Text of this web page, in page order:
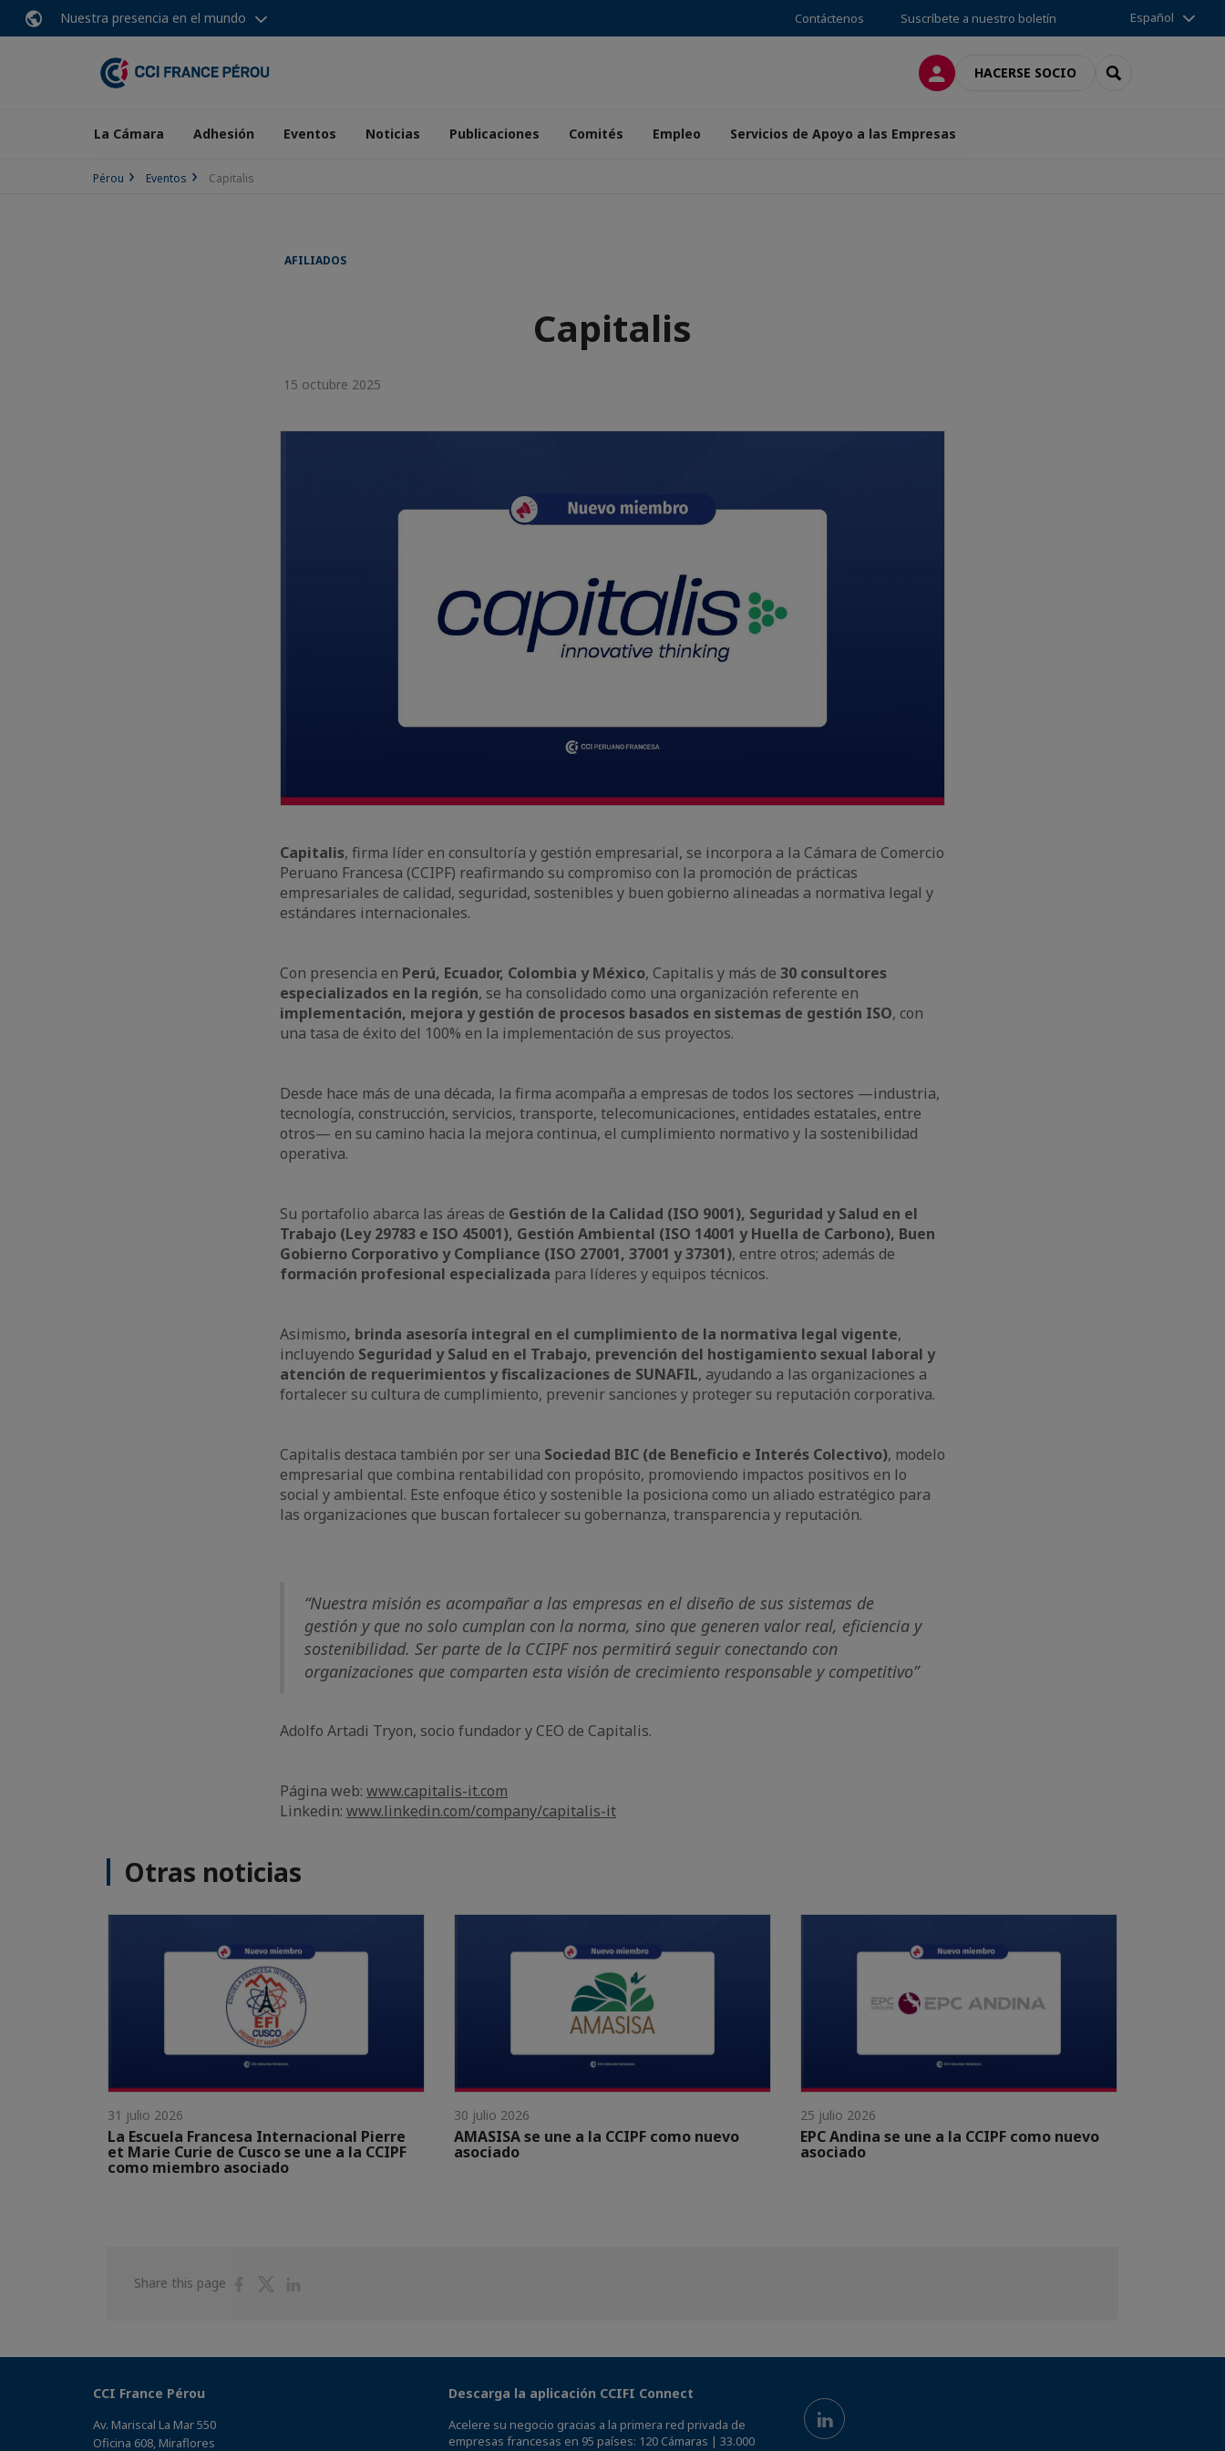
Nuestra presencia en el mundo Contáctenos Suscríbete a nuestro boletín Español
CONECTARSE
HACERSE SOCIO SEARCH
La Cámara Adhesión Eventos Noticias Publicaciones Comités Empleo Servicios de Apoyo a las Empresas
Pérou Eventos Capitalis
AFILIADOS
Capitalis
15 octubre 2025
Capitalis, firma líder en consultoría y gestión empresarial, se incorpora a la Cámara de Comercio
Peruano Francesa (CCIPF) reafirmando su compromiso con la promoción de prácticas
empresariales de calidad, seguridad, sostenibles y buen gobierno alineadas a normativa legal y
estándares internacionales.
Con presencia en Perú, Ecuador, Colombia y México, Capitalis y más de 30 consultores
especializados en la región, se ha consolidado como una organización referente en
implementación, mejora y gestión de procesos basados en sistemas de gestión ISO, con
una tasa de éxito del 100% en la implementación de sus proyectos.
Desde hace más de una década, la firma acompaña a empresas de todos los sectores —industria,
tecnología, construcción, servicios, transporte, telecomunicaciones, entidades estatales, entre
otros— en su camino hacia la mejora continua, el cumplimiento normativo y la sostenibilidad
operativa.
Su portafolio abarca las áreas de Gestión de la Calidad (ISO 9001), Seguridad y Salud en el
Trabajo (Ley 29783 e ISO 45001), Gestión Ambiental (ISO 14001 y Huella de Carbono), Buen
Gobierno Corporativo y Compliance (ISO 27001, 37001 y 37301), entre otros; además de
formación profesional especializada para líderes y equipos técnicos.
Asimismo, brinda asesoría integral en el cumplimiento de la normativa legal vigente,
incluyendo Seguridad y Salud en el Trabajo, prevención del hostigamiento sexual laboral y
atención de requerimientos y fiscalizaciones de SUNAFIL, ayudando a las organizaciones a
fortalecer su cultura de cumplimiento, prevenir sanciones y proteger su reputación corporativa.
Capitalis destaca también por ser una Sociedad BIC (de Beneficio e Interés Colectivo), modelo
empresarial que combina rentabilidad con propósito, promoviendo impactos positivos en lo
social y ambiental. Este enfoque ético y sostenible la posiciona como un aliado estratégico para
las organizaciones que buscan fortalecer su gobernanza, transparencia y reputación.
“Nuestra misión es acompañar a las empresas en el diseño de sus sistemas de
gestión y que no solo cumplan con la norma, sino que generen valor real, eficiencia y
sostenibilidad. Ser parte de la CCIPF nos permitirá seguir conectando con
organizaciones que comparten esta visión de crecimiento responsable y competitivo”
Adolfo Artadi Tryon, socio fundador y CEO de Capitalis.
Página web: www.capitalis-it.com
Linkedin: www.linkedin.com/company/capitalis-it
Otras noticias
31 julio 2026
La Escuela Francesa Internacional Pierre
et Marie Curie de Cusco se une a la CCIPF
como miembro asociado
30 julio 2026
AMASISA se une a la CCIPF como nuevo
asociado
25 julio 2026
EPC Andina se une a la CCIPF como nuevo
asociado
Share this page
ShareShare
CCI France Pérou
Av. Mariscal La Mar 550
Oficina 608, Miraflores
Descarga la aplicación CCIFI Connect
Acelere su negocio gracias a la primera red privada de
empresas francesas en 95 países: 120 Cámaras | 33.000